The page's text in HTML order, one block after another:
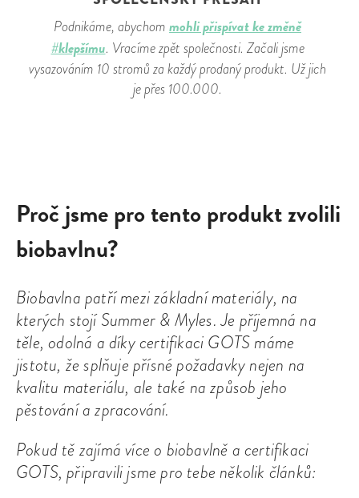
Podnikáme, abychom mohli přispívat ke změně
#klepšímu. Vracíme zpět společnosti. Začali jsme
vysazováním 10 stromů za každý prodaný produkt. Už jich
je přes 100.000.
Proč jsme pro tento produkt zvolili
biobavlnu?
Biobavlna patří mezi základní materiály, na
kterých stojí Summer & Myles. Je příjemná na
těle, odolná a díky certifikaci GOTS máme
jistotu, že splňuje přísné požadavky nejen na
kvalitu materiálu, ale také na způsob jeho
pěstování a zpracování.
Pokud tě zajímá více o biobavlně a certifikaci
GOTS, připravili jsme pro tebe několik článků: